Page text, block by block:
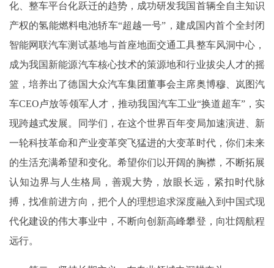
化、整车平台化跃迁的趋势，成功研发我国首辆全自主知识
产权的氢能燃料电池轿车“超越一号”，建成国内首个全封闭
智能网联汽车测试基地与首座地面交通工具整车风洞中心，
成为我国新能源汽车核心技术的策源地和行业拔尖人才的摇
篮，培养出了德国大众汽车集团董事会主席奥博穆、岚图汽
车CEO卢放等领军人才，推动我国汽车工业“换道超车”，实
现跨越式发展。同学们，在这个世界百年变局加速演进、新
一轮科技革命和产业变革突飞猛进的大变革时代，你们未来
的生活充满希望和变化。希望你们以开阔的胸襟，不断拓展
认知边界与人生格局，善观大势，放眼长远，紧扣时代脉
搏，找准前进方向，把个人的理想追求深度融入到中国式现
代化建设的伟大事业中，不断向创新高峰攀登，向壮阔航程
远行。